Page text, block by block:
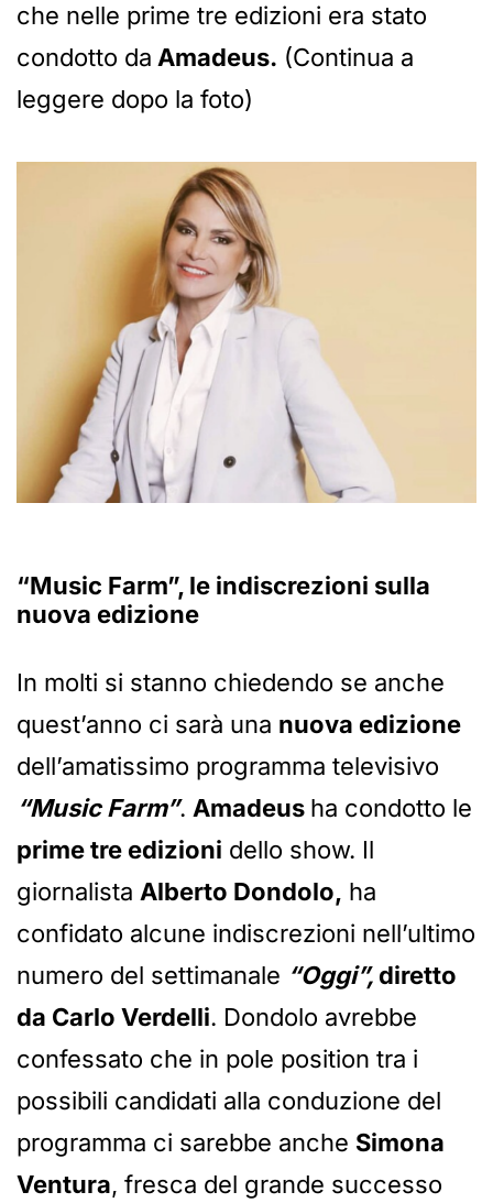
che nelle prime tre edizioni era stato
condotto da Amadeus. (Continua a
leggere dopo la foto)
“Music Farm”, le indiscrezioni sulla
nuova edizione
In molti si stanno chiedendo se anche
quest’anno ci sarà una nuova edizione
dell’amatissimo programma televisivo
“Music Farm”. Amadeus ha condotto le
prime tre edizioni dello show. Il
giornalista Alberto Dondolo, ha
confidato alcune indiscrezioni nell’ultimo
numero del settimanale “Oggi”, diretto
da Carlo Verdelli. Dondolo avrebbe
confessato che in pole position tra i
possibili candidati alla conduzione del
programma ci sarebbe anche Simona
Ventura, fresca del grande successo